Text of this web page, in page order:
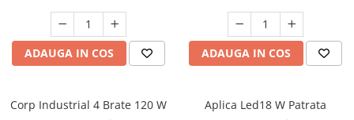
ADAUGA IN COS ADAUGA IN COS
Corp Industrial 4 Brate 120 W
Aplica Led18 W Patrata